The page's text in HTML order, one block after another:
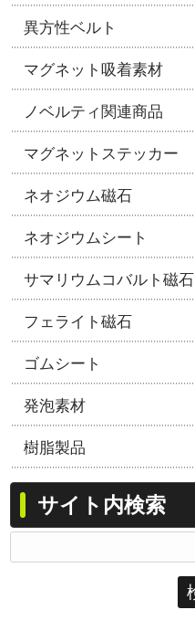
異方性ベルト
マグネット吸着素材
ノベルティ関連商品
マグネットステッカー
ネオジウム磁石
ネオジウムシート
サマリウムコバルト磁石
フェライト磁石
ゴムシート
発泡素材
樹脂製品
サイト内検索
索: